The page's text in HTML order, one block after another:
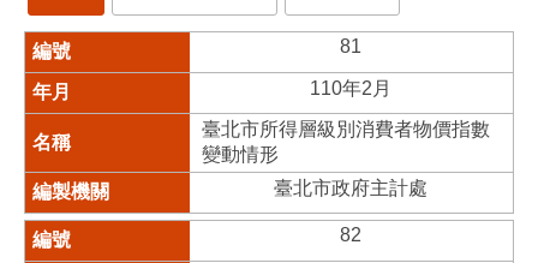
81
110年2月
臺北市所得層級別消費者物價指數
變動情形
臺北市政府主計處
82